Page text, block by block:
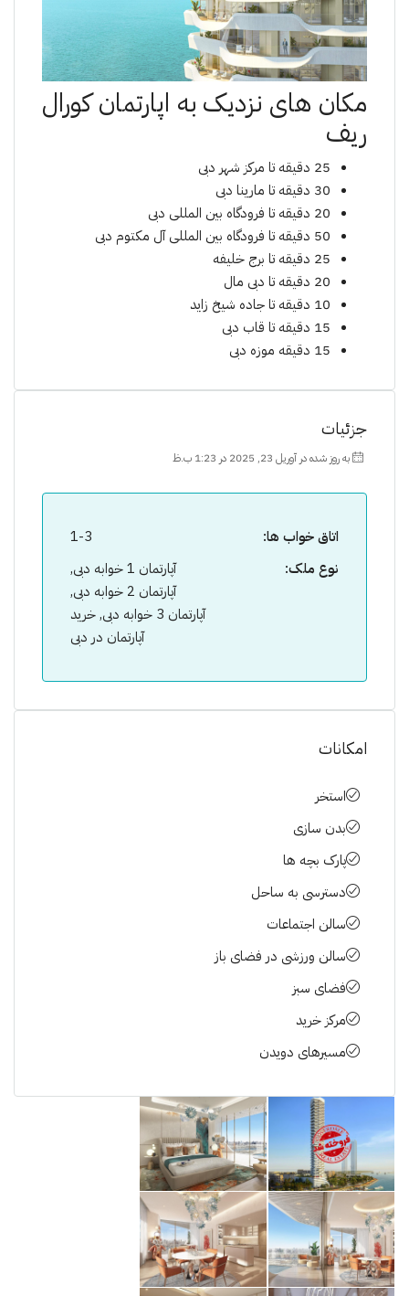
مکان های نزدیک به اپارتمان کورال
ریف
25 دقیقه تا مرکز شهر دبی
30 دقیقه تا مارینا دبی
20 دقیقه تا فرودگاه بین المللی دبی
50 دقیقه تا فرودگاه بین المللی آل مکتوم دبی
25 دقیقه تا برج خلیفه
20 دقیقه تا دبی مال
10 دقیقه تا جاده شیخ زاید
15 دقیقه تا قاب دبی
15 دقیقه موزه دبی
جزئیات
به روز شده در آوریل 23, 2025 در 1:23 ب.ظ
اتاق خواب ها:
1-3
نوع ملک:
آپارتمان 1 خوابه دبی,
آپارتمان 2 خوابه دبی,
آپارتمان 3 خوابه دبی, خرید
آپارتمان در دبی
امکانات
استخر
بدن سازی
پارک بچه ها
دسترسی به ساحل
سالن اجتماعات
سالن ورزشی در فضای باز
فضای سبز
مرکز خرید
مسیرهای دویدن